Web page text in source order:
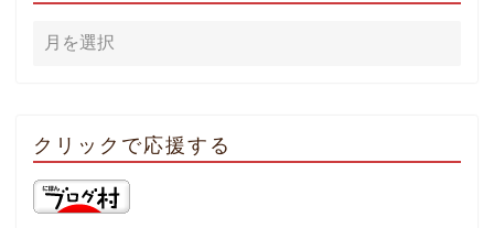
クリックで応援する